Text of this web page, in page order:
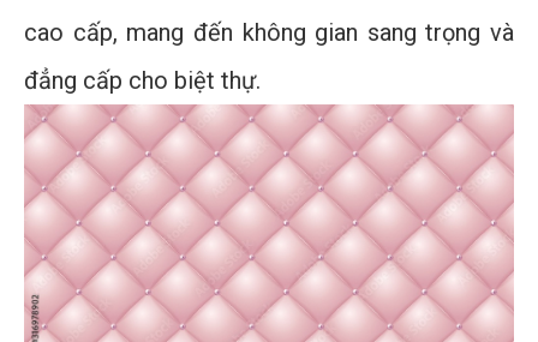
cao cấp, mang đến không gian sang trọng và
đẳng cấp cho biệt thự.